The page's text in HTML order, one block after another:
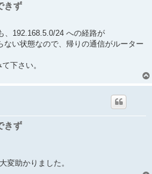
きず
、192.168.5.0/24 への経路が
ない状態なので、帰りの通信がルーター
下さい。
きず
変助かりました。